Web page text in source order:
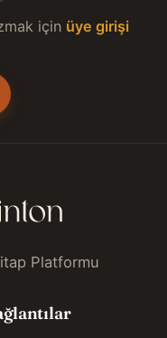
için üye girişi
Platformu